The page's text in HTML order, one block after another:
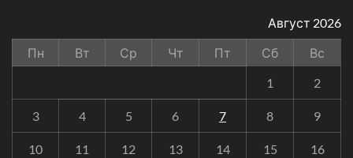
Август 2026
Пн
Вт Ср Чт Пт Сб
Вс
1
2
3 4 5 6 7 8 9
10 11 12 13 14 15 16